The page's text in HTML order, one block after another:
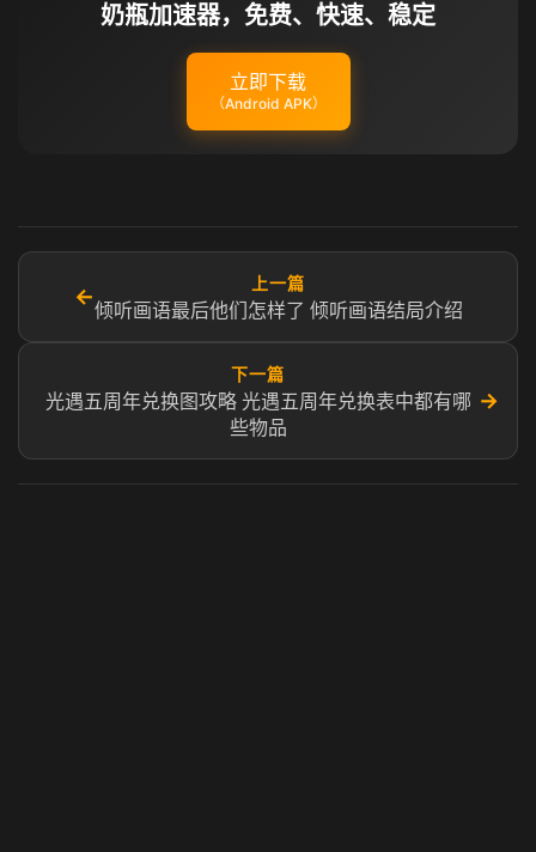
奶瓶加速器，免费、快速、稳定
立即下载
（Android APK）
←
上一篇
倾听画语最后他们怎样了 倾听画语结局介绍
下一篇
光遇五周年兑换图攻略 光遇五周年兑换表中都有哪
些物品
→